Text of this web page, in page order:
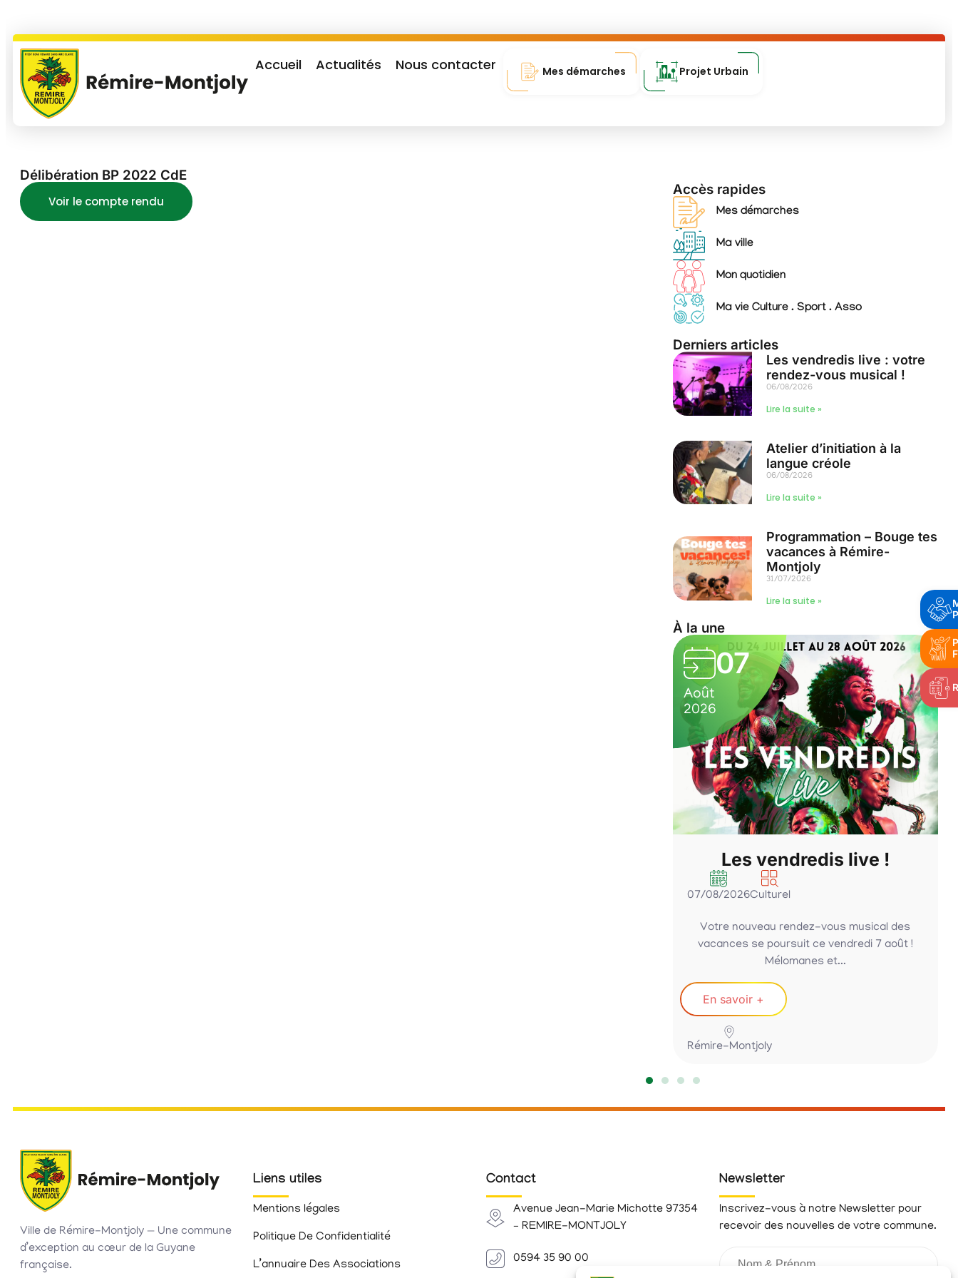
Accueil Actualités Nous contacter Mes démarches Projet Urbain
Délibération BP 2022 CdE
Voir le compte rendu
Accès rapides
Mes démarches
Ma ville
Mon quotidien
Ma vie Culture . Sport . Asso
Derniers articles
Les vendredis live : votre
rendez-vous musical !
06/08/2026
Lire la suite »
Atelier d’initiation à la
langue créole
06/08/2026
Lire la suite »
Programmation – Bouge tes
vacances à Rémire-
Montjoly
31/07/2026
Lire la suite »
À la une
07
Août
2026
Les vendredis live !
07/08/2026Culturel
Votre nouveau rendez-vous musical des
vacances se poursuit ce vendredi 7 août !
Mélomanes et...
En savoir +
Rémire-Montjoly
Ville de Rémire-Montjoly — Une commune
d’exception au cœur de la Guyane
française.
Liens utiles
Mentions légales
Politique De Confidentialité
L’annuaire Des Associations
Contact
Avenue Jean-Marie Michotte 97354
– REMIRE-MONTJOLY
0594 35 90 00
Newsletter
Inscrivez-vous à notre Newsletter pour
recevoir des nouvelles de votre commune.